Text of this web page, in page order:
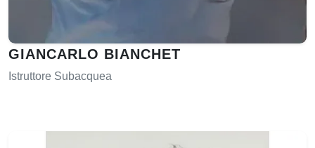
GIANCARLO BIANCHET
Istruttore Subacquea